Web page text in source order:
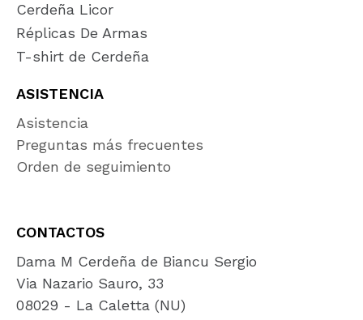
Cerdeña Licor
Réplicas De Armas
T-shirt de Cerdeña
ASISTENCIA
Asistencia
Preguntas más frecuentes
Orden de seguimiento
CONTACTOS
Dama M Cerdeña de Biancu Sergio
Via Nazario Sauro, 33
08029 - La Caletta (NU)